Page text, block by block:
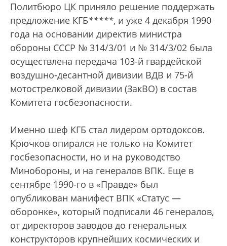
Политбюро ЦК приняло решение поддержать
предложение КГБ*****, и уже 4 декабря 1990
года на основании директив министра
обороны СССР № 314/3/01 и № 314/3/02 была
осуществлена передача 103-й гвардейской
воздушно-десантной дивизии ВДВ и 75-й
мотострелковой дивизии (ЗакВО) в состав
Комитета госбезопасности.
Именно шеф КГБ стал лидером ортодоксов.
Крючков опирался не только на Комитет
госбезопасности, но и на руководство
Минобороны, и на генералов ВПК. Еще в
сентябре 1990-го в «Правде» был
опубликован манифест ВПК «Статус —
оборонке», который подписали 46 генералов,
от директоров заводов до генеральных
конструкторов крупнейших космических и